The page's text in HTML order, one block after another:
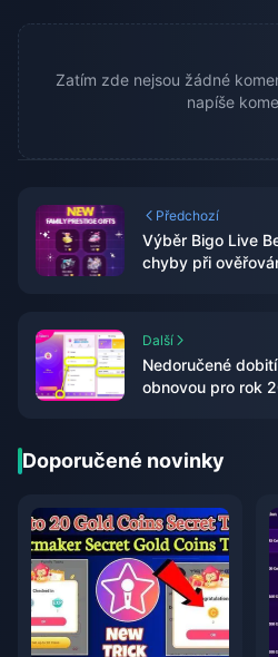
Zatím zde nejsou žádné
napíše
Předchozí
Výběr Bigo Live
chyby při
Další
Nedoručené
obnovou pro rok
Doporučené novinky